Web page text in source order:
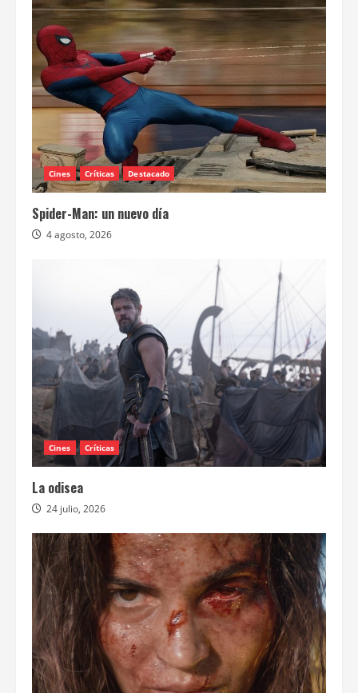
Cines Críticas Destacado
Spider-Man: un nuevo día
4 agosto, 2026
Cines Críticas
La odisea
24 julio, 2026